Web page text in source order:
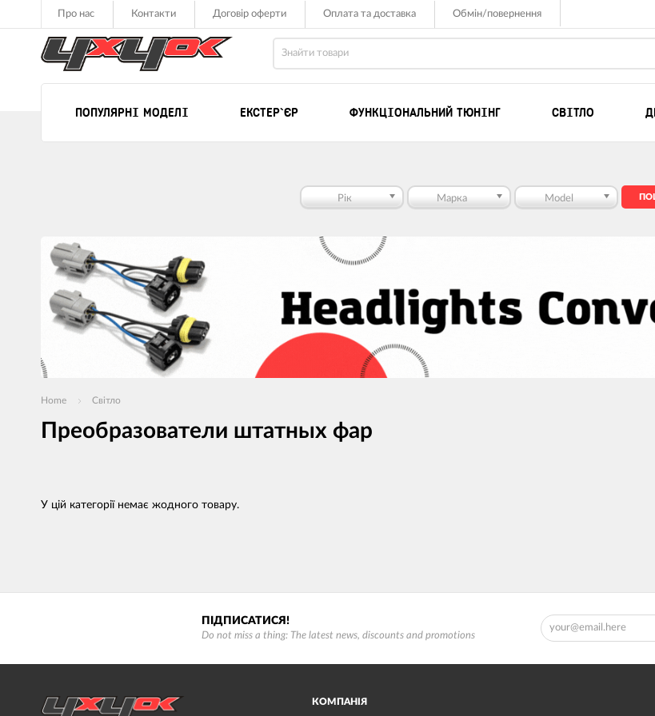
Про нас Контакти Договір оферти Оплата та доставка Обмін/повернення
ПОПУЛЯРНІ МОДЕЛІ ЕКСТЕР`ЄР ФУНКЦІОНАЛЬНИЙ ТЮНІНГ СВІТЛО
Рік Марка Model
Home Світло
Преобразователи штатных фар
У цій категорії немає жодного товару.
ПІДПИСАТИСЯ!
Do not miss a thing: The latest news, discounts and promotions
КОМПАНІЯ